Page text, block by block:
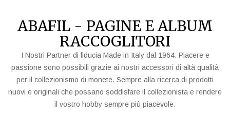
ABAFIL - PAGINE E ALBUM
RACCOGLITORI
I Nostri Partner di fiducia Made in Italy dal 1964. Piacere e
passione sono possibili grazie ai nostri accessori di altà qualità
per il collezionismo di monete. Sempre alla ricerca di prodotti
nuovi e originali che possano soddisfare il collezionista e rendere
il vostro hobby sempre più piacevole.